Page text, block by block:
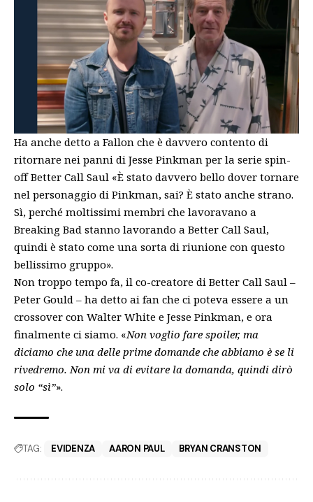
Ha anche detto a Fallon che è davvero contento di
ritornare nei panni di Jesse Pinkman per la serie spin-
off Better Call Saul «È stato davvero bello dover tornare
nel personaggio di Pinkman, sai? È stato anche strano.
Sì, perché moltissimi membri che lavoravano a
Breaking Bad stanno lavorando a Better Call Saul,
quindi è stato come una sorta di riunione con questo
bellissimo gruppo».
Non troppo tempo fa, il co-creatore di Better Call Saul –
Peter Gould – ha detto ai fan che ci poteva essere a un
crossover con Walter White e Jesse Pinkman, e ora
finalmente ci siamo. «Non voglio fare spoiler, ma
diciamo che una delle prime domande che abbiamo è se li
rivedremo. Non mi va di evitare la domanda, quindi dirò
solo “sì”».
TAG: EVIDENZA AARON PAUL BRYAN CRANSTON